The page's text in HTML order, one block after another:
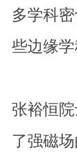
多学科
些边缘学
张裕恒
了强磁